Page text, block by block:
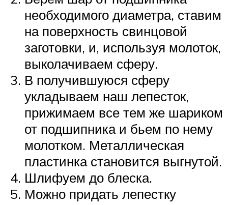
необходимого диаметра, ставим
на поверхность свинцовой
заготовки, и, используя молоток,
выколачиваем сферу.
В получившуюся сферу
укладываем наш лепесток,
прижимаем все тем же шариком
от подшипника и бьем по нему
молотком. Металлическая
пластинка становится выгнутой.
Шлифуем до блеска.
Можно придать лепестку